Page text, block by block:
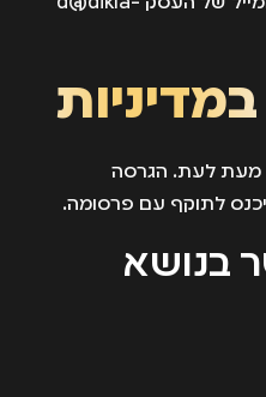
מעת לעת. הגרסה
לתוקף עם פרסומה.
בנושא